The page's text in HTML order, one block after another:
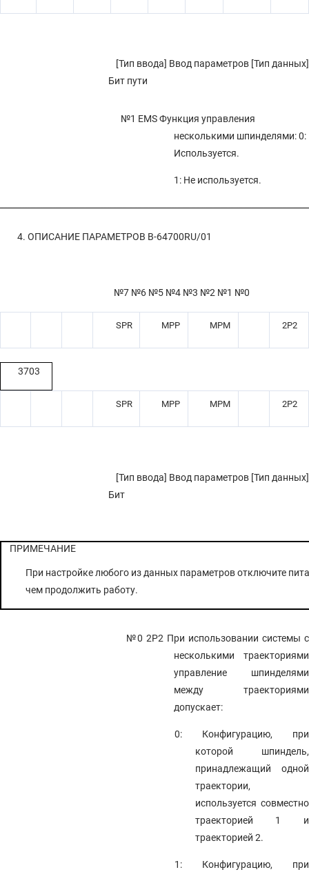
[Тип ввода] Ввод параметров [Тип данных]
Бит пути
№1 EMSФункция управления
несколькими шпинделями: 0:
Используется.
1: Не используется.
4. ОПИСАНИЕ ПАРАМЕТРОВ B-64700RU/01
№7 №6 №5 №4 №3 №2 №1 №0
SPR MPP MPM 2P2
3703
SPR MPP MPM 2P2
[Тип ввода] Ввод параметров [Тип данных]
Бит
ПРИМЕЧАНИЕ
При настройке любого из данных параметров отключите
чем продолжить работу.
№0 2P2 При использовании системы с
несколькими траекториями
управление шпинделями
между траекториями
допускает:
0: Конфигурацию, при
которой шпиндель,
принадлежащий одной
траектории,
используется совместно
траекторией 1 и
траекторией 2.
1: Конфигурацию, при